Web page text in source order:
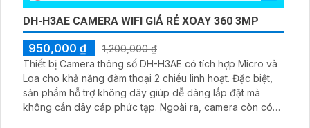
DH-H3AE CAMERA WIFI GIÁ RẺ XOAY 360 3MP
950,000 ₫
1,200,000 ₫
Thiết bị Camera thông số DH-H3AE có tích hợp Micro và
Loa cho khả năng đàm thoại 2 chiều linh hoạt. Đặc biệt,
sản phẩm hỗ trợ không dây giúp dễ dàng lắp đặt mà
không cần dây cáp phức tạp. Ngoài ra, camera còn có